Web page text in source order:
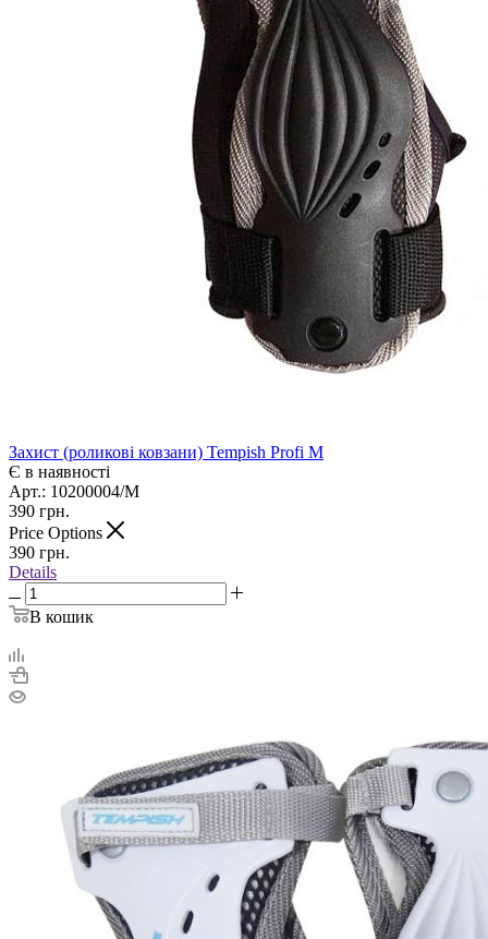
Захист (роликові ковзани) Tempish Profi M
Є в наявності
Арт.: 10200004/M
390 грн.
Price Options
390 грн.
Details
В кошик